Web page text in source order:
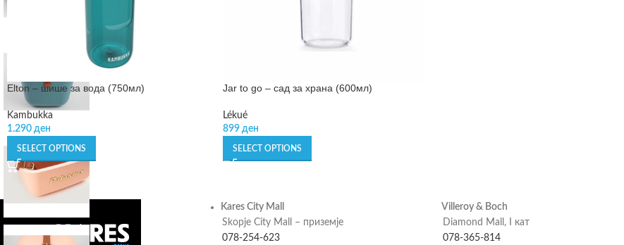
Elton – шише за вода (750мл)
Kambukka
1.290 ден
SELECT OPTIONS
Jar to go – сад за храна (600мл)
Lékué
899 ден
SELECT OPTIONS
Kares City Mall
Skopje City Mall – приземје
078-254-623
Villeroy & Boch
Diamond Mall, I кат
078-365-814